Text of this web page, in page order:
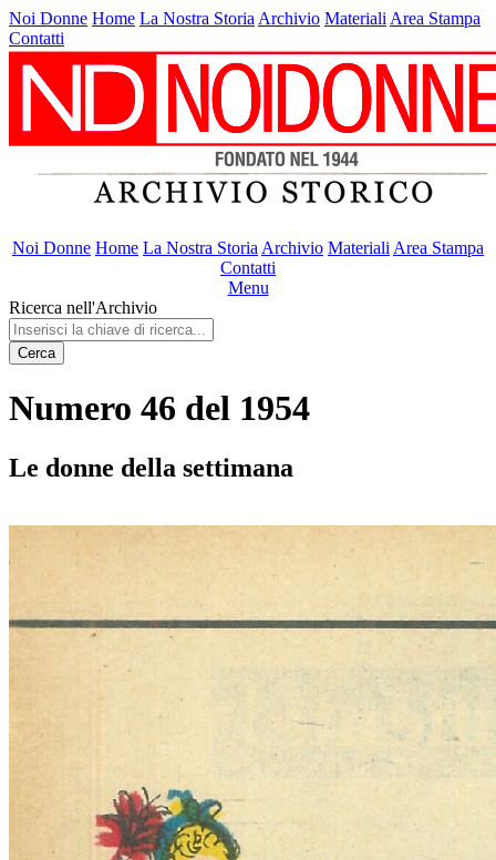
Noi Donne Home La Nostra Storia Archivio Materiali Area Stampa
Contatti
Noi Donne Home La Nostra Storia Archivio Materiali Area Stampa
Contatti
Menu
Ricerca nell'Archivio
Cerca
Numero 46 del 1954
Le donne della settimana